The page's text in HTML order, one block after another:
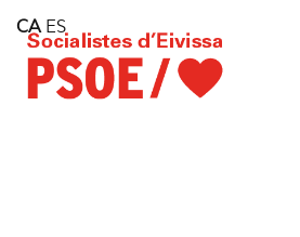
Consell Insular d'Eivissa
Services
Contact
CA ES